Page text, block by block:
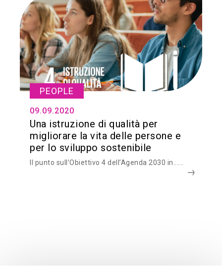
PEOPLE
09.09.2020
Una istruzione di qualità per
migliorare la vita delle persone e
per lo sviluppo sostenibile
Il punto sull’Obiettivo 4 dell’Agenda 2030 in......